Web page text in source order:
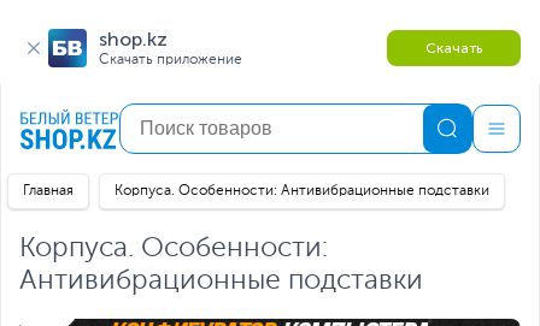
shop.kz
Скачать приложение
Скачать
Главная Корпуса. Особенности: Антивибрационные подставки
Корпуса. Особенности:
Антивибрационные подставки